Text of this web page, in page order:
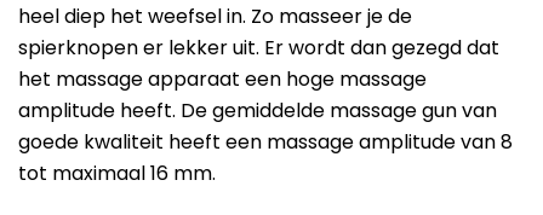
heel diep het weefsel in. Zo masseer je de
spierknopen er lekker uit. Er wordt dan gezegd dat
het massage apparaat een hoge massage
amplitude heeft. De gemiddelde massage gun van
goede kwaliteit heeft een massage amplitude van 8
tot maximaal 16 mm.